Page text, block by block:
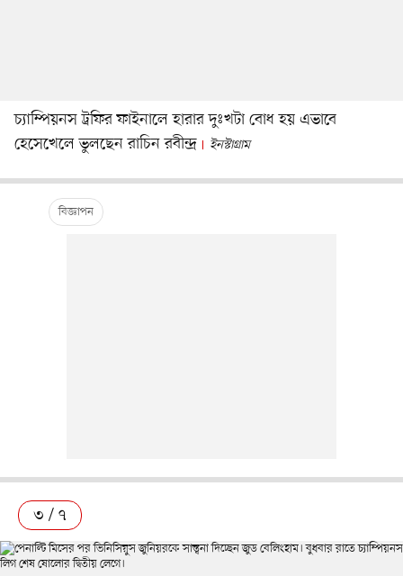
চ্যাম্পিয়নস ট্রফির ফাইনালে হারার দুঃখটা বোধ হয় এভাবে
হেসেখেলে ভুলছেন রাচিন রবীন্দ্র
ইনস্টাগ্রাম
৩ / ৭